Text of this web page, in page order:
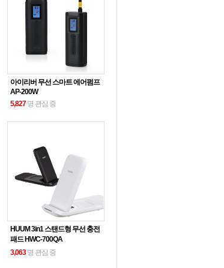
아이리버 무선 스마트 에어펌프
AP-200W
5,827명 관심 중
HUUM 3in1 스탠드형 무선 충전
패드 HWC-700QA
3,063명 관심 중